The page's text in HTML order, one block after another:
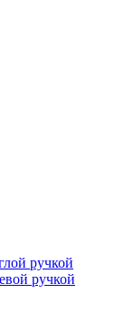
ручкой
ручкой